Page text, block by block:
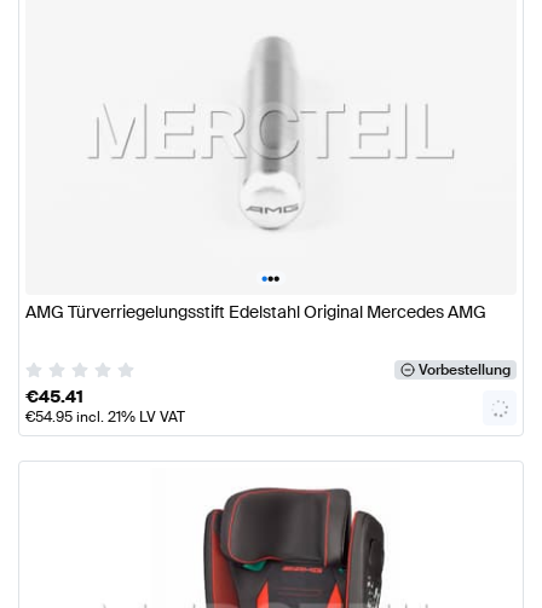
•••
AMG Türverriegelungsstift Edelstahl Original Mercedes AMG
Vorbestellung
€45.41
€54.95incl. 21% LV VAT